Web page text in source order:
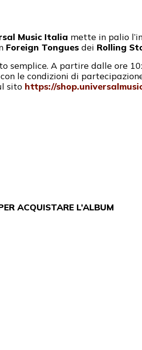
Music Italia mette in palio
Foreign Tongues dei Rolling
semplice. A partire dalle ore
le condizioni di
sito https://
ACQUISTARE L’ALBUM